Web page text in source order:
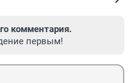
комментария.
первым!